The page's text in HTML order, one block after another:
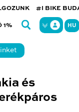
#I BIKE
1% HU
és